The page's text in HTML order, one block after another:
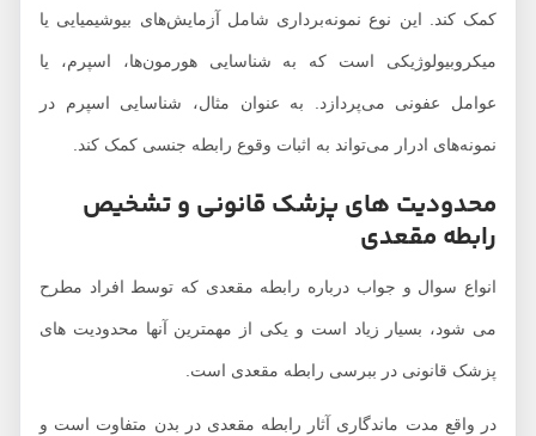
کمک کند. این نوع نمونه‌برداری شامل آزمایش‌های بیوشیمیایی یا
میکروبیولوژیکی است که به شناسایی هورمون‌ها، اسپرم، یا
عوامل عفونی می‌پردازد. به عنوان مثال، شناسایی اسپرم در
نمونه‌های ادرار می‌تواند به اثبات وقوع رابطه جنسی کمک کند.
محدودیت های پزشک قانونی و تشخیص
رابطه مقعدی
انواع سوال و جواب درباره رابطه مقعدی که توسط افراد مطرح
می شود، بسیار زیاد است و یکی از مهمترین آنها محدودیت های
پزشک قانونی در ببرسی رابطه مقعدی است.
در واقع مدت ماندگاری آثار رابطه مقعدی در بدن متفاوت است و